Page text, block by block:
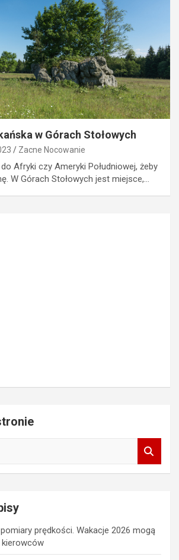
w Górach Stołowych
Zacne Nocowanie
Afryki czy Ameryki Południowej, żeby
W Górach Stołowych jest miejsce,…
prędkości. Wakacje 2026 mogą